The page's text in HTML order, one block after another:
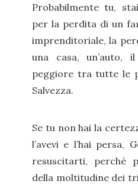
Probabilmente tu,
per la perdita di un
imprenditoriale, la
una casa,
peggiore tra tutte le
Salvezza.
Se tu non hai la
l’avevi e l’hai persa,
resuscitarti, perché
della moltitudine dei